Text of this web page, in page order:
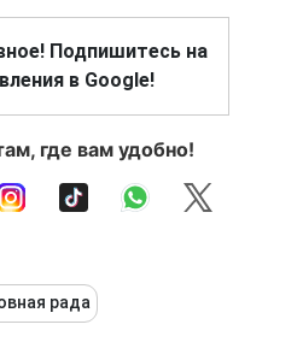
Подпишитесь на
в Google!
где вам удобно!
рада